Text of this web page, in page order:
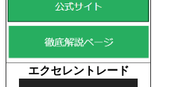
エクセレントレード